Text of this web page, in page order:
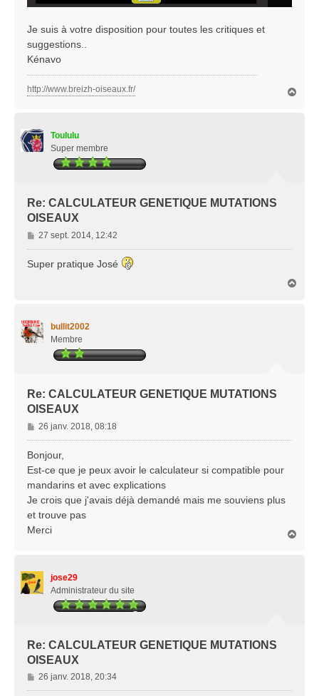
Je suis à votre disposition pour toutes les critiques et
suggestions..
Kénavo
http://www.breizh-oiseaux.fr/
Toululu
Super membre
Re: CALCULATEUR GENETIQUE MUTATIONS
OISEAUX
M
e
27 sept. 2014, 12:42
Super pratique José
bullit2002
Membre
Re: CALCULATEUR GENETIQUE MUTATIONS
OISEAUX
M
e
a
g
e
26 janv. 2018, 08:18
Bonjour,
Est-ce que je peux avoir le calculateur si compatible pour
mandarins et avec explications
Je crois que j'avais déjà demandé mais me souviens plus
et trouve pas
Merci
jose29
Administrateur du site
Re: CALCULATEUR GENETIQUE MUTATIONS
OISEAUX
M
e
26 janv. 2018, 20:34